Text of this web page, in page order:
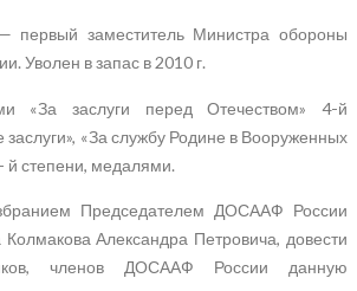
заместитель Министра обороны
Уволен в запас в 2010 г.
«За заслуги перед Отечеством» 4-й
заслуги», «За службу Родине в Вооруженных
степени, медалями.
Председателем ДОСААФ России
Колмакова Александра Петровича, довести
членов ДОСААФ России данную